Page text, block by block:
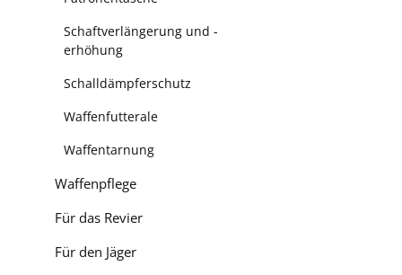
Schaftverlängerung und -
erhöhung
Schalldämpferschutz
Waffenfutterale
Waffentarnung
Waffenpflege
Für das Revier
Für den Jäger